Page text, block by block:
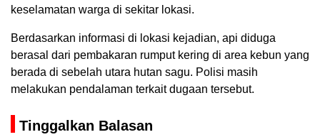
keselamatan warga di sekitar lokasi.
Berdasarkan informasi di lokasi kejadian, api diduga
berasal dari pembakaran rumput kering di area kebun yang
berada di sebelah utara hutan sagu. Polisi masih
melakukan pendalaman terkait dugaan tersebut.
Tinggalkan Balasan